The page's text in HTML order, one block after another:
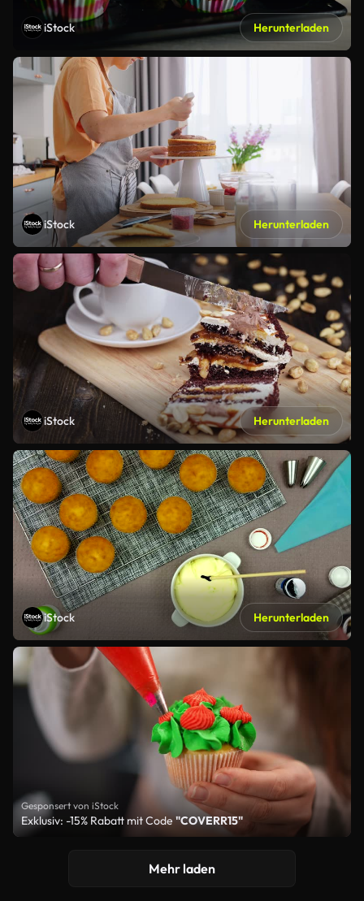
iStock Herunterladen
iStock Herunterladen
iStock Herunterladen
iStock Herunterladen
Gesponsert von iStock
Exklusiv: -15% Rabatt mit Code"COVERR15"
Mehr laden